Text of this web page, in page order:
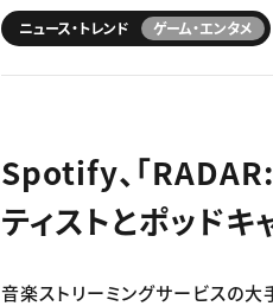
ニュース・トレンド ゲーム・エンタメ
Spotify、「
ティストとポッド
音楽ストリーミングサービスの